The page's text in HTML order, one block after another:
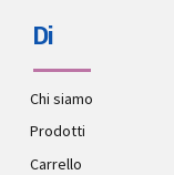
Di
Chi siamo
Prodotti
Carrello